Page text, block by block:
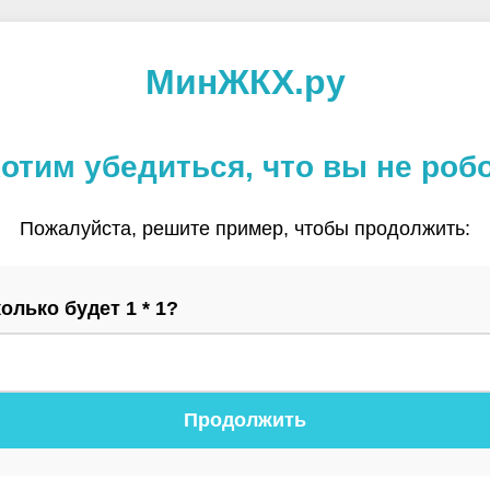
МинЖКХ.ру
убедиться, что вы не
Пожалуйста, решите пример, чтобы продолжить:
будет 1 * 1?
Продолжить